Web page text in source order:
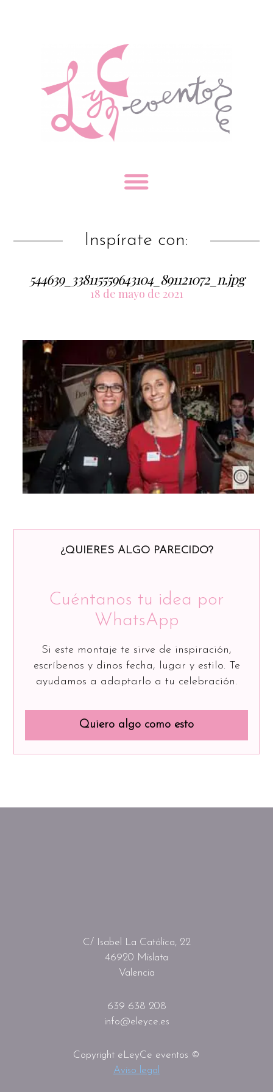
Inspírate con:
544639_338115559643104_891121072_n.jpg
18 de mayo de 2021
¿QUIERES ALGO PARECIDO?
Cuéntanos tu idea por
WhatsApp
Si este montaje te sirve de inspiración,
escríbenos y dinos fecha, lugar y estilo. Te
ayudamos a adaptarlo a tu celebración.
Quiero algo como esto
C/ Isabel La Católica, 22
46920 Mislata
Valencia
639 638 208
info@eleyce.es
Copyright eLeyCe eventos ©
Aviso legal